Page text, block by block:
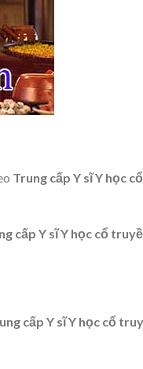
Trung cấp Y sĩ Y học cổ
cấp Y sĩ Y học cổ
cấp Y sĩ Y học cổ